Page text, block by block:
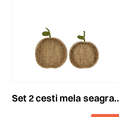
set 2 cesti mela seagrass 39/34x32/29 cm h.6,5/4,5 cm naturale